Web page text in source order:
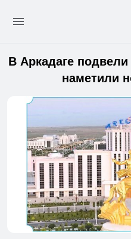
В Аркадаге
наметили